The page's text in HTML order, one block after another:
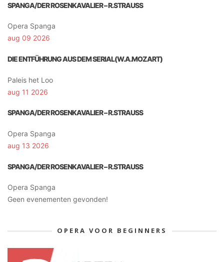
SPANGA/DER ROSENKAVALIER – R.STRAUSS
Opera Spanga
aug 09 2026
DIE ENTFÜHRUNG AUS DEM SERIAL(W.A.MOZART)
Paleis het Loo
aug 11 2026
SPANGA/DER ROSENKAVALIER – R.STRAUSS
Opera Spanga
aug 13 2026
SPANGA/DER ROSENKAVALIER – R.STRAUSS
Opera Spanga
Geen evenementen gevonden!
OPERA VOOR BEGINNERS